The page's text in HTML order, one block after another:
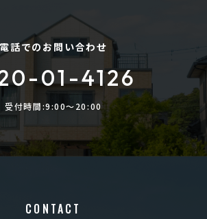
電話でのお問い合わせ
01-4126
受付時間:9:00〜20:00
CONTACT